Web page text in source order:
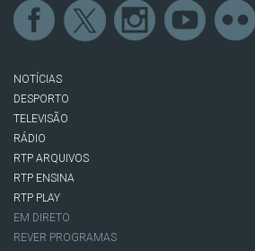
NOTÍCIAS
DESPORTO
TELEVISÃO
RÁDIO
RTP ARQUIVOS
RTP ENSINA
RTP PLAY
EM DIRETO
REVER PROGRAMAS